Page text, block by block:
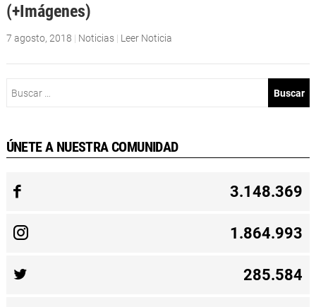
(+Imágenes)
7 agosto, 2018 | Noticias | Leer Noticia
ÚNETE A NUESTRA COMUNIDAD
3.148.369
1.864.993
285.584